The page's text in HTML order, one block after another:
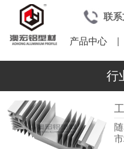
联系
产品中心
行